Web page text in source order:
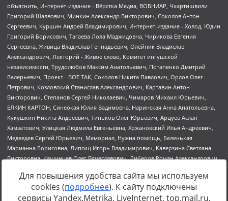
Для повышения удобства сайта мы используем
cookies (подробнее). К сайту подключены
сервисы Yandex.Metrika, LiveInternet, top.mail.ru,